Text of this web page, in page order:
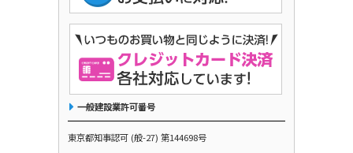
一般建設業許可番号
東京都知事認可 (般-27) 第144698号